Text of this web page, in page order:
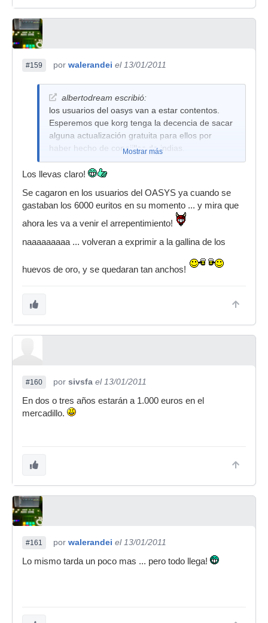
#159 por walerandei el 13/01/2011
albertodream escribió:
los usuarios del oasys van a estar contentos.
Esperemos que korg tenga la decencia de sacar
alguna actualización gratuita para ellos por
haber hecho de conejillos de indias.
Mostrar más
Los llevas claro!
Se cagaron en los usuarios del OASYS ya cuando se
gastaban los 6000 euritos en su momento ... y mira que
ahora les va a venir el arrepentimiento!
naaaaaaaaa ... volveran a exprimir a la gallina de los
huevos de oro, y se quedaran tan anchos!
#160 por sivsfa el 13/01/2011
En dos o tres años estarán a 1.000 euros en el
mercadillo.
#161 por walerandei el 13/01/2011
Lo mismo tarda un poco mas ... pero todo llega!